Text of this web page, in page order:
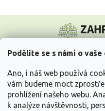
Podělíte se s námi o vaše
Ano, i náš web používá
vám budeme moct
prohlížení našeho webu.
k analýze návštěvnosti,
p
Vše o nákupu
Informace pro Vás